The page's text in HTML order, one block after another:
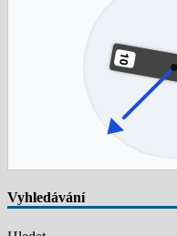
Vyhledávání